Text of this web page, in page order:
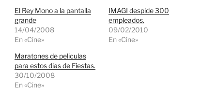
El Rey Mono a la pantalla
grande
14/04/2008
En «Cine»
IMAGI despide 300
empleados.
09/02/2010
En «Cine»
Maratones de peliculas
para estos dias de Fiestas.
30/10/2008
En «Cine»